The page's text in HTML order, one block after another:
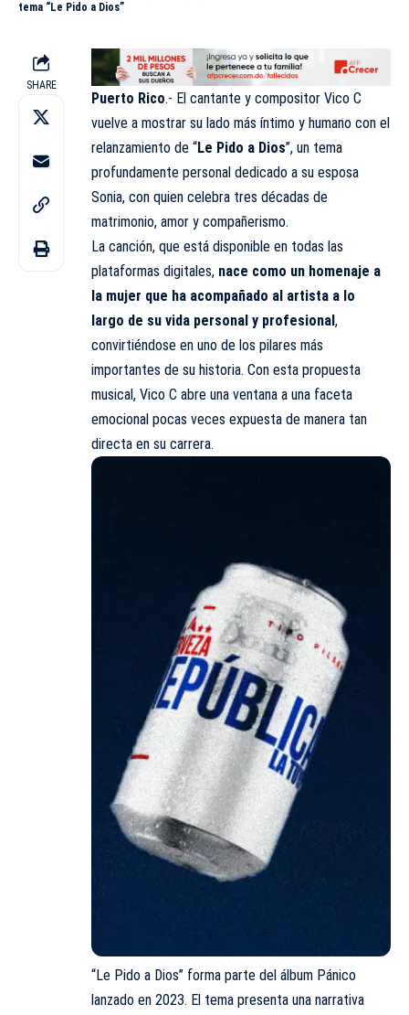
tema “Le Pido a Dios”
SHARE
Puerto Rico.- El cantante y compositor Vico C
vuelve a mostrar su lado más íntimo y humano con el
relanzamiento de “Le Pido a Dios”, un tema
profundamente personal dedicado a su esposa
Sonia, con quien celebra tres décadas de
matrimonio, amor y compañerismo.
La canción, que está disponible en todas las
plataformas digitales, nace como un homenaje a
la mujer que ha acompañado al artista a lo
largo de su vida personal y profesional,
convirtiéndose en uno de los pilares más
importantes de su historia. Con esta propuesta
musical, Vico C abre una ventana a una faceta
emocional pocas veces expuesta de manera tan
directa en su carrera.
“Le Pido a Dios” forma parte del álbum Pánico
lanzado en 2023. El tema presenta una narrativa